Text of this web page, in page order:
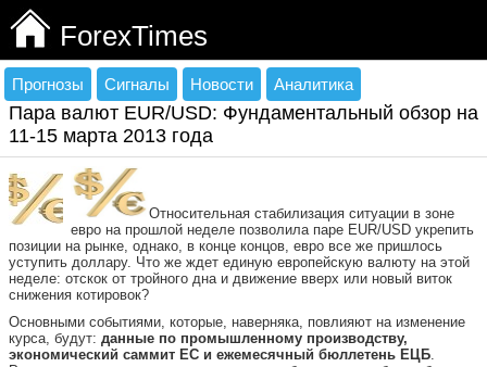
ForexTimes
Прогнозы Сигналы Новости Аналитика
Пара валют EUR/USD: Фундаментальный обзор на
11-15 марта 2013 года
Относительная стабилизация ситуации в зоне
евро на прошлой неделе позволила паре EUR/USD укрепить
позиции на рынке, однако, в конце концов, евро все же пришлось
уступить доллару. Что же ждет единую европейскую валюту на этой
неделе: отскок от тройного дна и движение вверх или новый виток
снижения котировок?
Основными событиями, которые, наверняка, повлияют на изменение
курса, будут: данные по промышленному производству,
экономический саммит ЕС и ежемесячный бюллетень ЕЦБ.